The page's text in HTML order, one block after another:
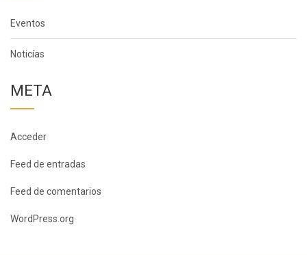
Eventos
Noticías
META
Acceder
Feed de entradas
Feed de comentarios
WordPress.org